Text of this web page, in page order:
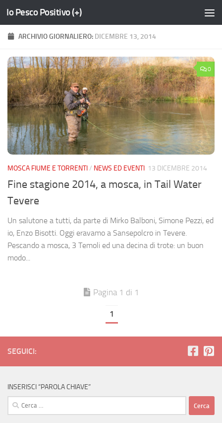
Salta al contenuto
Io Pesco Positivo (+)
ARCHIVIO GIORNALIERO: DICEMBRE 13, 2014
0
MOSCA FIUME E TORRENTI/ NEWS ED EVENTI 13 DICEMBRE 2014
Fine stagione 2014, a mosca, in Tail Water
Tevere
Un salutone a tutti, da parte di Mirko Balboni, Simone Pezzi, ed
io, Enzo Bisotti. Oggi eravamo a Sansepolcro in Tevere.
Pescando a mosca, 3 Temoli ed una decina di trote: un buon
modo...
Pagina 1 di 1
1
SEGUICI:
INSERISCI “PAROLA CHIAVE”
Ricerca
per: